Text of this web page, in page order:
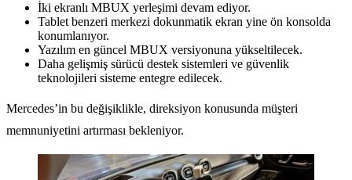
İki ekranlı MBUX yerleşimi devam ediyor.
Tablet benzeri merkezi dokunmatik ekran yine ön konsolda
konumlanıyor.
Yazılım en güncel MBUX versiyonuna yükseltilecek.
Daha gelişmiş sürücü destek sistemleri ve güvenlik
teknolojileri sisteme entegre edilecek.
Mercedes’in bu değişiklikle, direksiyon konusunda müşteri
memnuniyetini artırması bekleniyor.